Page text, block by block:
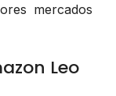
mercados
Leo